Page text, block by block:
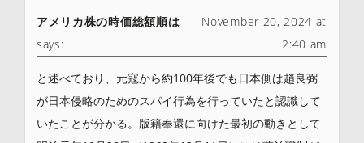
アメリカ株の時価総額順は
says:
November 20, 2024 at
2:40 am
と述べており、元寇から約100年後でも日本側は趙良弼
が日本侵略のためのスパイ行為を行っていたと認識して
いたことが分かる。版籍奉還に向けた最初の動きとして